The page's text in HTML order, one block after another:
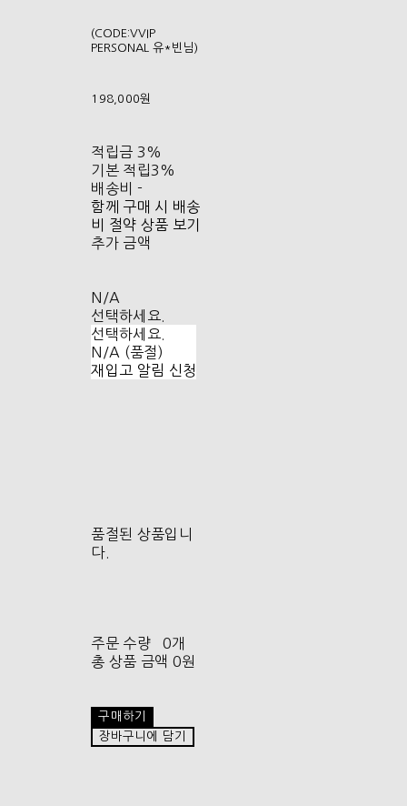
(CODE:VVIP
PERSONAL 유*빈님)
198,000원
적립금 3%
기본 적립3%
배송비 -
함께 구매 시 배송
비 절약 상품 보기
추가 금액
N/A
선택하세요.
선택하세요.
N/A (품절)
재입고 알림 신청
품절된 상품입니
다.
주문 수량
0개
총 상품 금액 0원
구매하기
장바구니에 담기